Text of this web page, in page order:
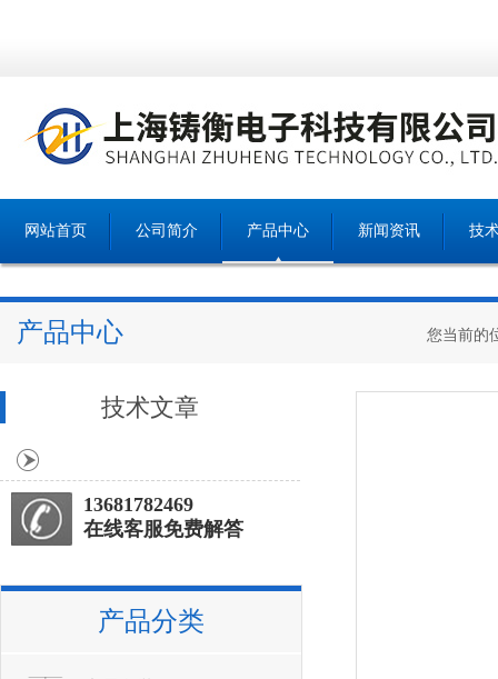
网站首页 公司简介 产品中心 新闻资讯 技
产品中心 您当前的
技术文章
13681782469
在线客服免费解答
产品分类